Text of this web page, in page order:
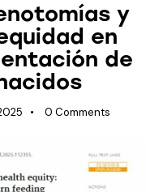
y
en
de
0 Comments